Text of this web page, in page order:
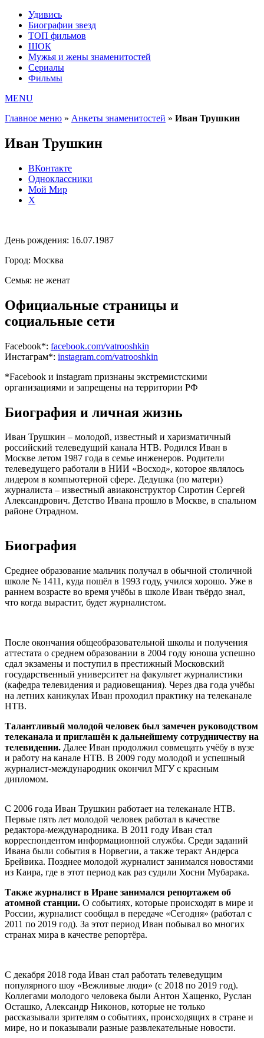
Удивись
Биографии звезд
ТОП фильмов
ШОК
Мужья и жены знаменитостей
Сериалы
Фильмы
MENU
Главное меню » Анкеты знаменитостей » Иван Трушкин
Иван Трушкин
ВКонтакте
Одноклассники
Мой Мир
X
День рождения: 16.07.1987
Город: Москва
Семья: не женат
Официальные страницы и
социальные сети
Facebook*: facebook.com/vatrooshkin
Инстаграм*: instagram.com/vatrooshkin
*Facebook и instagram признаны экстремистскими
организациями и запрещены на территории РФ
Биография и личная жизнь
Иван Трушкин – молодой, известный и харизматичный
российский телеведущий канала НТВ. Родился Иван в
Москве летом 1987 года в семье инженеров. Родители
телеведущего работали в НИИ «Восход», которое являлось
лидером в компьютерной сфере. Дедушка (по матери)
журналиста – известный авиаконструктор Сиротин Сергей
Александрович. Детство Ивана прошло в Москве, в спальном
районе Отрадном.
Биография
Среднее образование мальчик получал в обычной столичной
школе № 1411, куда пошёл в 1993 году, учился хорошо. Уже в
раннем возрасте во время учёбы в школе Иван твёрдо знал,
что когда вырастит, будет журналистом.
После окончания общеобразовательной школы и получения
аттестата о среднем образовании в 2004 году юноша успешно
сдал экзамены и поступил в престижный Московский
государственный университет на факультет журналистики
(кафедра телевидения и радиовещания). Через два года учёбы
на летних каникулах Иван проходил практику на телеканале
НТВ.
Талантливый молодой человек был замечен руководством
телеканала и приглашён к дальнейшему сотрудничеству на
телевидении. Далее Иван продолжил совмещать учёбу в вузе
и работу на канале НТВ. В 2009 году молодой и успешный
журналист-международник окончил МГУ с красным
дипломом.
С 2006 года Иван Трушкин работает на телеканале НТВ.
Первые пять лет молодой человек работал в качестве
редактора-международника. В 2011 году Иван стал
корреспондентом информационной службы. Среди заданий
Ивана были события в Норвегии, а также теракт Андерса
Брейвика. Позднее молодой журналист занимался новостями
из Каира, где в этот период как раз судили Хосни Мубарака.
Также журналист в Иране занимался репортажем об
атомной станции. О событиях, которые происходят в мире и
России, журналист сообщал в передаче «Сегодня» (работал с
2011 по 2019 год). За этот период Иван побывал во многих
странах мира в качестве репортёра.
С декабря 2018 года Иван стал работать телеведущим
популярного шоу «Вежливые люди» (с 2018 по 2019 год).
Коллегами молодого человека были Антон Хащенко, Руслан
Осташко, Александр Никонов, которые не только
рассказывали зрителям о событиях, происходящих в стране и
мире, но и показывали разные развлекательные новости.